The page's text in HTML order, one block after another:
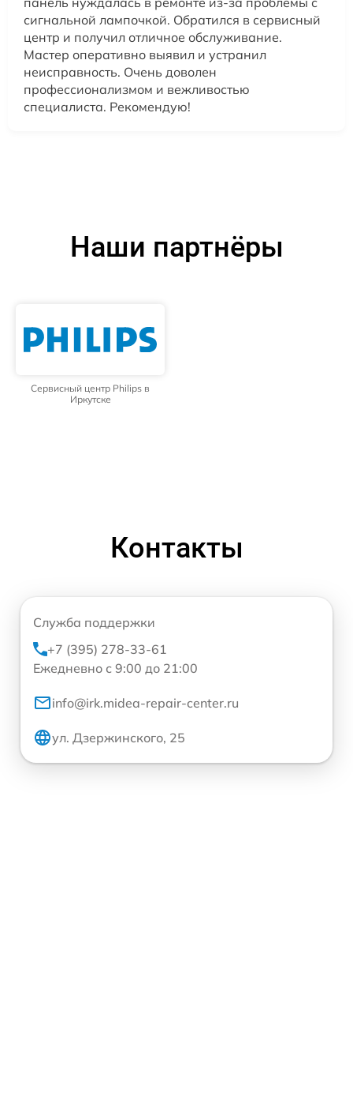
сигнальной лампочкой. Обратился в сервисный
центр и получил отличное обслуживание.
Мастер оперативно выявил и устранил
неисправность. Очень доволен
профессионализмом и вежливостью
специалиста. Рекомендую!
Наши партнёры
Сервисный центр Philips в
Иркутске
Контакты
Служба поддержки
+7 (395) 278-33-61
Ежедневно с 9:00 до 21:00
info@irk.midea-repair-center.ru
ул. Дзержинского, 25